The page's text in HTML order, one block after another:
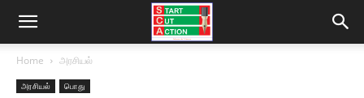
Home அரசியல்
அரசியல் பொது